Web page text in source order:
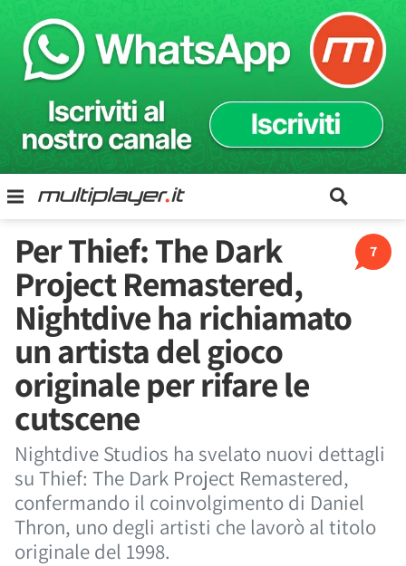
7
Per Thief: The Dark
Project Remastered,
Nightdive ha richiamato
un artista del gioco
originale per rifare le
cutscene
Nightdive Studios ha svelato nuovi dettagli
su Thief: The Dark Project Remastered,
confermando il coinvolgimento di Daniel
Thron, uno degli artisti che lavorò al titolo
originale del 1998.